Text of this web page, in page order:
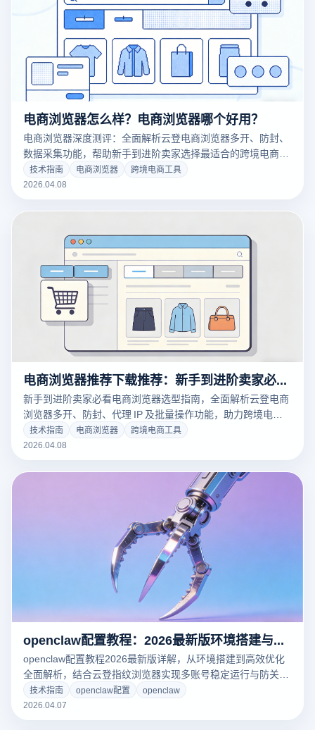
电商浏览器怎么样？电商浏览器哪个好用？
电商浏览器深度测评：全面解析云登电商浏览器多开、防封、
数据采集功能，帮助新手到进阶卖家选择最适合的跨境电商工
具，提升运营效率与账号安全。
技术指南 电商浏览器
跨境电商工具
2026.04.08
电商浏览器推荐下载推荐：新手到进阶卖家必看的选型与使用指南
新手到进阶卖家必看电商浏览器选型指南，全面解析云登电商
浏览器多开、防封、代理 IP 及批量操作功能，助力跨境电商
高效运营。
技术指南 电商浏览器
跨境电商工具
2026.04.08
openclaw配置教程：2026最新版环境搭建与高效配置技巧全解析
openclaw配置教程2026最新版详解，从环境搭建到高效优化
全面解析，结合云登指纹浏览器实现多账号稳定运行与防关联
策略，助你提升自动化效率与账号安全性。
技术指南 openclaw配置
openclaw
2026.04.07